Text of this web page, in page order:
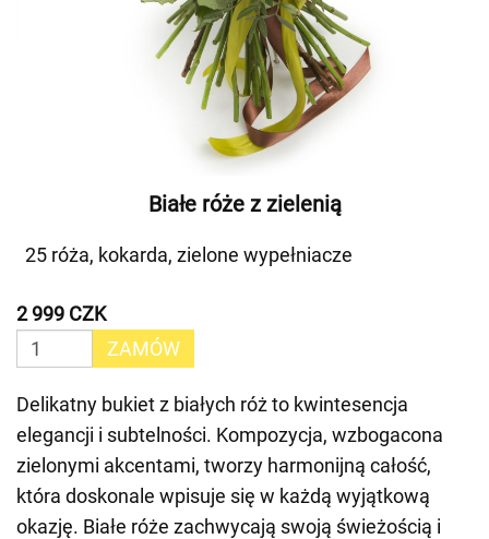
Białe róże z zielenią
25 róża, kokarda, zielone wypełniacze
2 999 CZK
ZAMÓW
Delikatny bukiet z białych róż to kwintesencja
elegancji i subtelności. Kompozycja, wzbogacona
zielonymi akcentami, tworzy harmonijną całość,
która doskonale wpisuje się w każdą wyjątkową
okazję. Białe róże zachwycają swoją świeżością i